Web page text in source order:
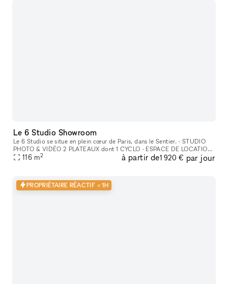
Le 6 Studio Showroom
Le 6 Studio se situe en plein cœur de Paris, dans le Sentier. - STUDIO
PHOTO & VIDÉO 2 PLATEAUX dont 1 CYCLO - ESPACE DE LOCATION
POUR SHOWROOMS / EXPOSITIONS / CASTINGS
116 m2 à partir de1 920 € par jour
PROPRIÉTAIRE RÉACTIF < 1H